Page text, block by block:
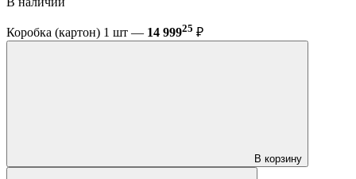
Коробка (картон) 1 шт — 14 99925 ₽
В корзину